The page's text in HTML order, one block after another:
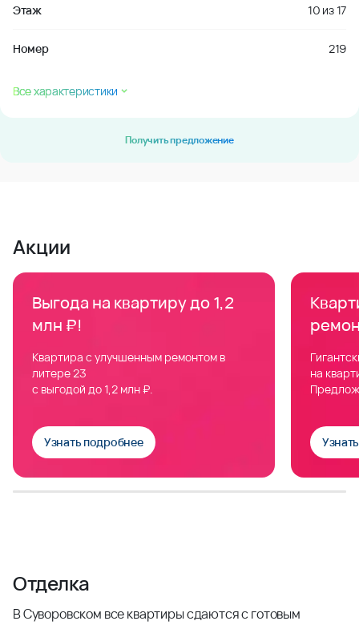
Этаж 10 из17
Номер 219
Все характеристики
Получить предложение
Акции
Выгода на квартиру до 1,2
млн ₽!
Квартира с улучшенным ремонтом в
литере 23
с выгодой до 1,2 млн ₽.
Узнать подробнее
на
Отделка
В Суворовском все квартиры сдаются с готовым